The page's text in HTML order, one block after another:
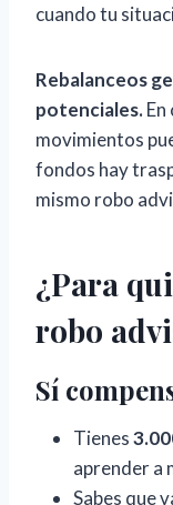
cuando tu
Rebalanceos
potenciales.
movimientos
fondos hay
mismo robo
¿Para
robo
Sí
Tienes
aprender a
Sabes que